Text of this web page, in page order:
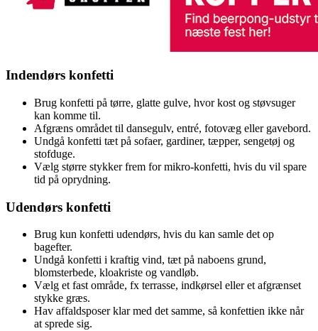
Indendørs konfetti
Brug konfetti på tørre, glatte gulve, hvor kost og støvsuger
kan komme til.
Afgræns området til dansegulv, entré, fotovæg eller gavebord.
Undgå konfetti tæt på sofaer, gardiner, tæpper, sengetøj og
stofduge.
Vælg større stykker frem for mikro-konfetti, hvis du vil spare
tid på oprydning.
Udendørs konfetti
Brug kun konfetti udendørs, hvis du kan samle det op
bagefter.
Undgå konfetti i kraftig vind, tæt på naboens grund,
blomsterbede, kloakriste og vandløb.
Vælg et fast område, fx terrasse, indkørsel eller et afgrænset
stykke græs.
Hav affaldsposer klar med det samme, så konfettien ikke når
at sprede sig.